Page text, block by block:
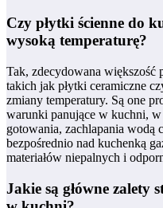
Czy płytki ścienne do
wysoką temperaturę?
Tak, zdecydowana większość
takich jak płytki ceramiczne
zmiany temperatury. Są one
warunki panujące w kuchni,
gotowania, zachlapania wodą
bezpośrednio nad kuchenką
materiałów niepalnych i
Jakie są główne zalety